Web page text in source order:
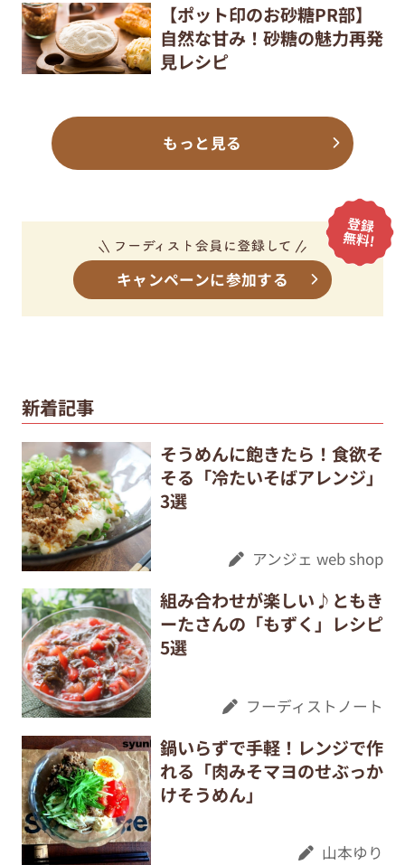
【ポット印のお砂糖PR部】
自然な甘み！砂糖の魅力再発
見レシピ
もっと見る
キャンペーンに参加する
新着記事
そうめんに飽きたら！食欲そ
そる「冷たいそばアレンジ」
3選
アンジェ web shop
組み合わせが楽しい♪ともき
ーたさんの「もずく」レシピ
5選
フーディストノート
鍋いらずで手軽！レンジで作
れる「肉みそマヨのせぶっか
けそうめん」
山本ゆり